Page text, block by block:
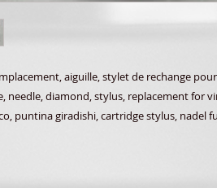
aiguille, stylet de rechange
needle, diamond, stylus, replacement for
puntina giradishi, cartridge stylus, nadel